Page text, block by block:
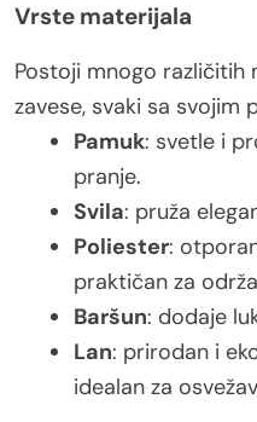
Vrste materijala
Postoji mnogo različitih
zavese, svaki sa svojim
Pamuk: svetle i
pranje.
Svila: pruža
Poliester:
praktičan za
Baršun: dodaje
Lan: prirodan i
idealan za